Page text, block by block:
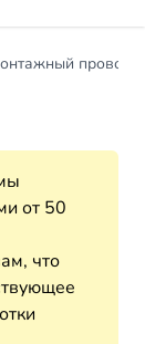
провод
от 50
что